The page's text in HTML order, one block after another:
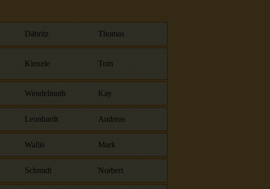
Däbritz Thomas
Kienzle Tom
Wendelmuth Kay
Leonhardt Andreas
Wallis Mark
Schmidt Norbert